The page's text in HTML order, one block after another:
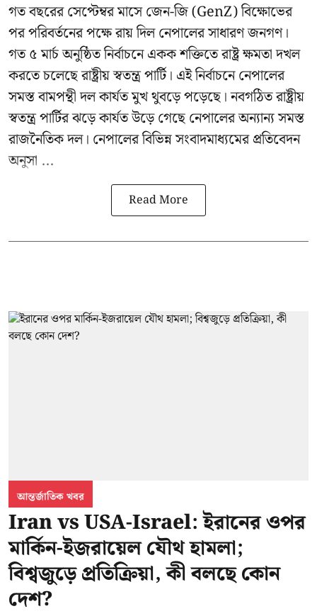
গত বছরের সেপ্টেম্বর মাসে জেন-জি (GenZ) বিক্ষোভের
পর পরিবর্তনের পক্ষে রায় দিল নেপালের সাধারণ জনগণ।
গত ৫ মার্চ অনুষ্ঠিত নির্বাচনে একক শক্তিতে রাষ্ট্র ক্ষমতা দখল
করতে চলেছে রাষ্ট্রীয় স্বতন্ত্র পার্টি। এই নির্বাচনে নেপালের
সমস্ত বামপন্থী দল কার্যত মুখ থুবড়ে পড়েছে। নবগঠিত রাষ্ট্রীয়
স্বতন্ত্র পার্টির ঝড়ে কার্যত উড়ে গেছে নেপালের অন্যান্য সমস্ত
রাজনৈতিক দল। নেপালের বিভিন্ন সংবাদমাধ্যমের প্রতিবেদন
অনুসা ...
Read More
আন্তর্জাতিক খবর
Iran vs USA-Israel: ইরানের ওপর
মার্কিন-ইজরায়েল যৌথ হামলা;
বিশ্বজুড়ে প্রতিক্রিয়া, কী বলছে কোন
দেশ?